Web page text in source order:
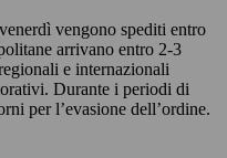
vengono spediti entro
arrivano entro 2-3
e internazionali
Durante i periodi di
per l’evasione dell’ordine.